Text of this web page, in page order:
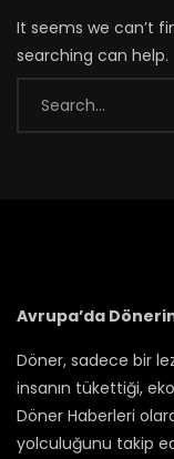
It seems we can’t
searching can help.
Avrupa’da
Döner, sadece bir
insanın tükettiği,
Döner Haberleri
yolculuğunu takip